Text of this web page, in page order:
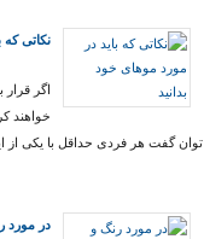
نکاتی که
اگر
خواهند
توان گفت هر فردی حداقل با یکی از
در مورد